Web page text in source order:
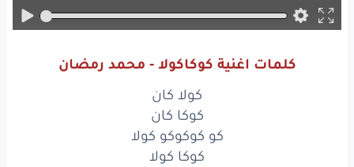
كوكوكوكوكولا
يوميناللي
معايامش هتباتي
كلمات اغنية كوكاكولا - محمد رمضان
كولا كان
كوكا كان
كو كوكوكو كولا
كوكا كولا